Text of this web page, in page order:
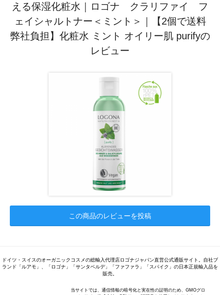
える保湿化粧水｜ロゴナ クラリファイ フ
ェイシャルトナー＜ミント＞｜【2個で送料
弊社負担】化粧水 ミント オイリー肌 purifyの
レビュー
この商品のレビューを投稿
ドイツ・スイスのオーガニックコスメの総輸入代理店ロゴナジャパン直営公式通販サイト。自社ブ
ランド「ルアモ」、「ロゴナ」「サンタベルデ」「ファファラ」「スパイク」の日本正規輸入品を
販売。
当サイトでは、通信情報の暗号化と実在性の証明のため、GMOグロ